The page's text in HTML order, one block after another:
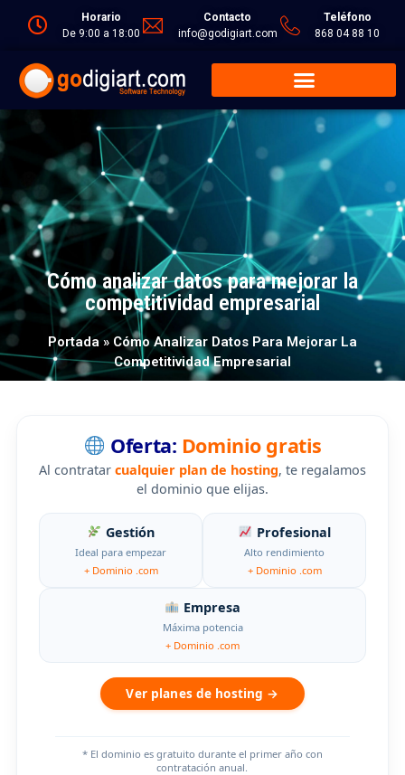
Horario
De 9:00 a 18:00
Contacto
info@godigiart.com
Teléfono
868 04 88 10
Cómo analizar datos para mejorar la
competitividad empresarial
Portada » Cómo Analizar Datos Para Mejorar La
Competitividad Empresarial
Oferta: Dominio gratis
Al contratar cualquier plan de hosting, te regalamos
el dominio que elijas.
Gestión
Ideal para empezar
+ Dominio .com
Profesional
Alto rendimiento
+ Dominio .com
Empresa
Máxima potencia
+ Dominio .com
Ver planes de hosting →
* El dominio es gratuito durante el primer año con
contratación anual.